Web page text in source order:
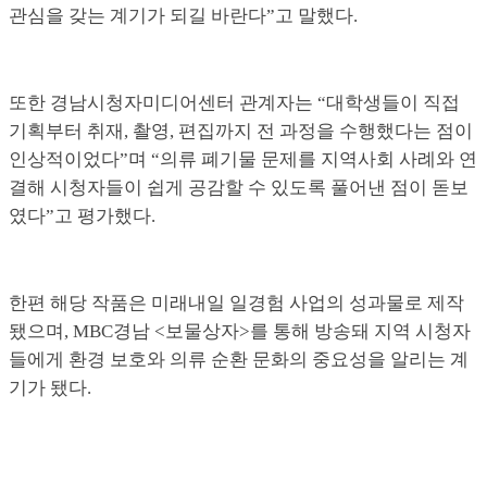
관심을 갖는 계기가 되길 바란다”고 말했다.
또한 경남시청자미디어센터 관계자는 “대학생들이 직접
기획부터 취재, 촬영, 편집까지 전 과정을 수행했다는 점이
인상적이었다”며 “의류 폐기물 문제를 지역사회 사례와 연
결해 시청자들이 쉽게 공감할 수 있도록 풀어낸 점이 돋보
였다”고 평가했다.
한편 해당 작품은 미래내일 일경험 사업의 성과물로 제작
됐으며, MBC경남 <보물상자>를 통해 방송돼 지역 시청자
들에게 환경 보호와 의류 순환 문화의 중요성을 알리는 계
기가 됐다.